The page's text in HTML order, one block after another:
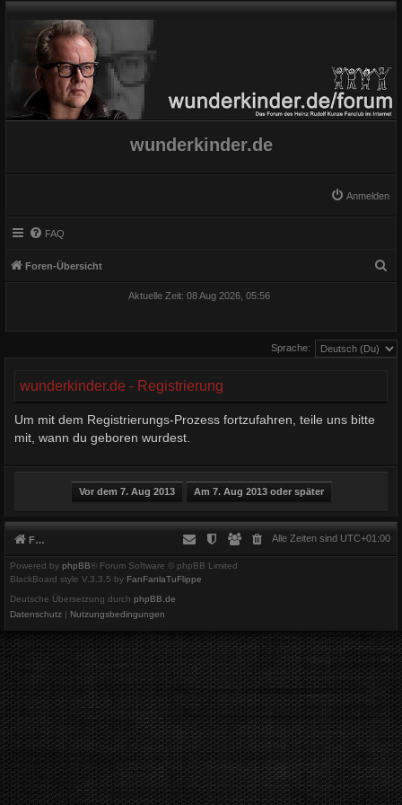
wunderkinder.de
Anmelden
FAQ
Foren-Übersicht
e
Aktuelle Zeit: 08 Aug 2026, 05:56
Sprache:
wunderkinder.de - Registrierung
Um mit dem Registrierungs-Prozess fortzufahren, teile uns bitte
mit, wann du geboren wurdest.
Foren-Übersicht Alle Zeiten sind UTC+01:00
Powered by phpBB® Forum Software © phpBB Limited
BlackBoard style V.3.3.5 by FanFanlaTuFlippe
Deutsche Übersetzung durch phpBB.de
Datenschutz | Nutzungsbedingungen